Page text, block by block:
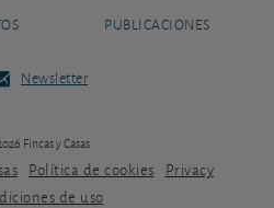
PUBLICACIONES
Newsletter
Fincas y Casas
Política de cookies
Privacy
de uso